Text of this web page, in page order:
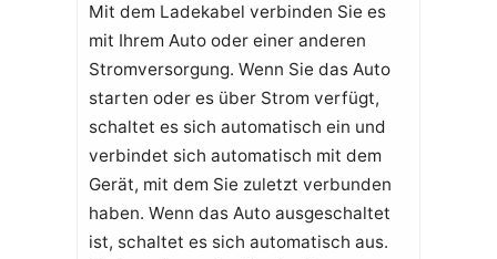
Mit dem Ladekabel verbinden Sie es
mit Ihrem Auto oder einer anderen
Stromversorgung. Wenn Sie das Auto
starten oder es über Strom verfügt,
schaltet es sich automatisch ein und
verbindet sich automatisch mit dem
Gerät, mit dem Sie zuletzt verbunden
haben. Wenn das Auto ausgeschaltet
ist, schaltet es sich automatisch aus.